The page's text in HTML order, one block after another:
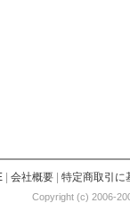
| 会社概要| 特定商取引に
Copyright (c) 2006-